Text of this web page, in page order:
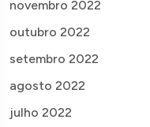
novembro 2022
outubro 2022
setembro 2022
agosto 2022
julho 2022